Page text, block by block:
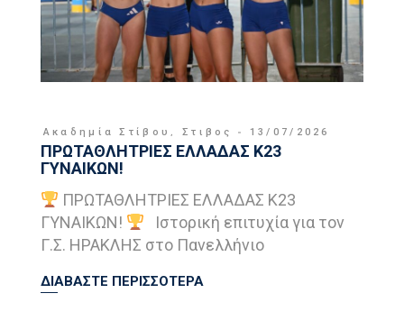
Ακαδημία Στίβου , Στιβος 13/07/2026
ΠΡΩΤΑΘΛΗΤΡΙΕΣ ΕΛΛΑΔΑΣ Κ23
ΓΥΝΑΙΚΩΝ!
ΠΡΩΤΑΘΛΗΤΡΙΕΣ ΕΛΛΑΔΑΣ Κ23
ΓΥΝΑΙΚΩΝ!
Ιστορική επιτυχία για τον
Γ.Σ. ΗΡΑΚΛΗΣ στο Πανελλήνιο
ΔΙΑΒΑΣΤΕ ΠΕΡΙΣΣΟΤΕΡΑ